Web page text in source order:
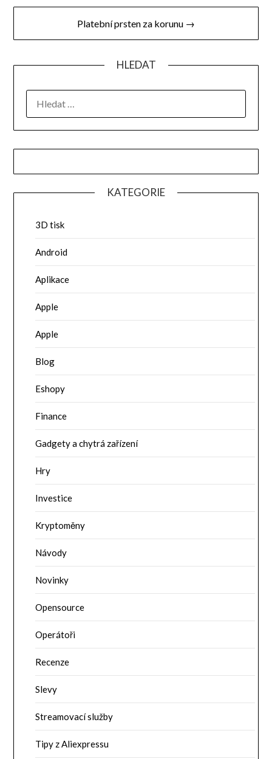
Platební prsten za korunu →
HLEDAT
KATEGORIE
3D tisk
Android
Aplikace
Apple
Apple
Blog
Eshopy
Finance
Gadgety a chytrá zařízení
Hry
Investice
Kryptoměny
Návody
Novinky
Opensource
Operátoři
Recenze
Slevy
Streamovací služby
Tipy z Aliexpressu